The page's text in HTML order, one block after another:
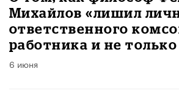
Михайлов «лишил
ответственного
работника и не
6 июня